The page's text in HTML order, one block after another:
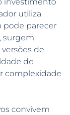
utiliza
pode parecer
surgem
de
de
complexidade
convivem